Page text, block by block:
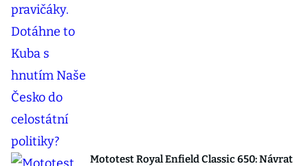
Mototest Royal Enfield Classic 650: Návrat